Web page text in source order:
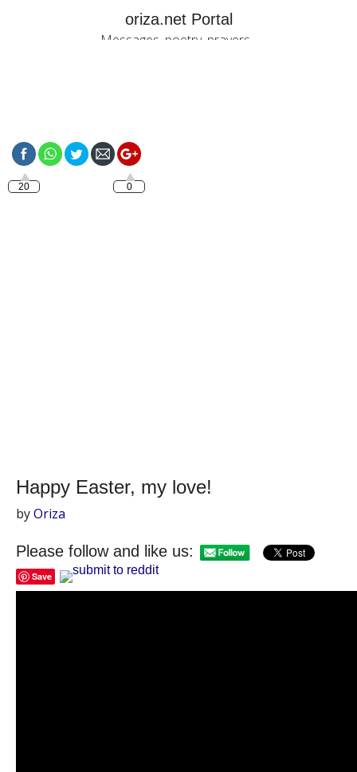
oriza.net Portal
Messages, poetry, prayers...
Happy Easter, my love!
byOriza
Please follow and like us:
Save
20 0